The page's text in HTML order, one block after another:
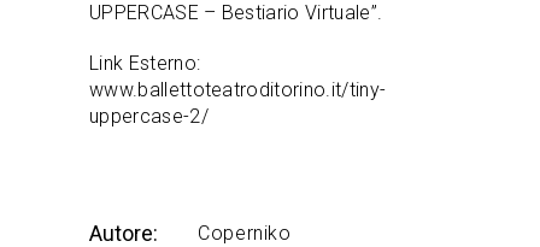
UPPERCASE – Bestiario Virtuale”.
Link Esterno:
www.ballettoteatroditorino.it/tiny-
uppercase-2/
Autore: Coperniko